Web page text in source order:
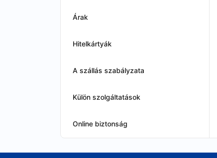
Árak
Hitelkártyák
A szállás szabályzata
Külön szolgáltatások
Online biztonság